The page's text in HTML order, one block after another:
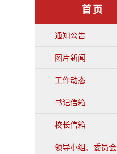
首页
通知公告
图片新闻
工作动态
书记信箱
校长信箱
领导小组、委员会